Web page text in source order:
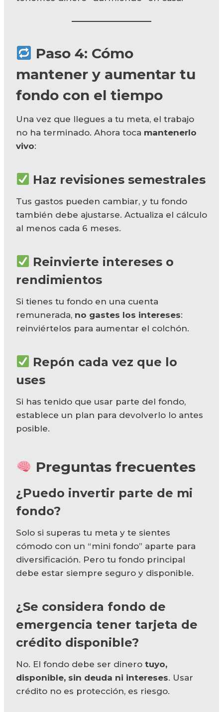
Paso 4: Cómo
mantener y aumentar tu
fondo con el tiempo
Una vez que llegues a tu meta, el trabajo
no ha terminado. Ahora toca mantenerlo
vivo:
Haz revisiones semestrales
Tus gastos pueden cambiar, y tu fondo
también debe ajustarse. Actualiza el cálculo
al menos cada 6 meses.
Reinvierte intereses o
rendimientos
Si tienes tu fondo en una cuenta
remunerada, no gastes los intereses:
reinviértelos para aumentar el colchón.
Repón cada vez que lo
uses
Si has tenido que usar parte del fondo,
establece un plan para devolverlo lo antes
posible.
Preguntas frecuentes
¿Puedo invertir parte de mi
fondo?
Solo si superas tu meta y te sientes
cómodo con un “mini fondo” aparte para
diversificación. Pero tu fondo principal
debe estar siempre seguro y disponible.
¿Se considera fondo de
emergencia tener tarjeta de
crédito disponible?
No. El fondo debe ser dinero tuyo,
disponible, sin deuda ni intereses. Usar
crédito no es protección, es riesgo.